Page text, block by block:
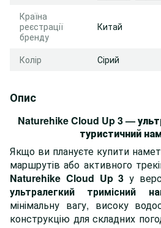
Країна
реєстрації
бренду
Китай
Колір Сірий
Опис
Naturehike Cloud Up 3—
туристичний
Якщо ви плануєте купити намет
маршрутів або активного
Naturehike Cloud Up 3 у
ультралегкий тримісний
мінімальну вагу, високу
конструкцію для складних